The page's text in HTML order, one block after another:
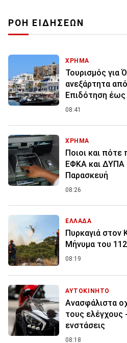
ΡΟΗ ΕΙΔΗΣΕΩΝ
ΧΡΗΜΑ
Τουρισμός για
ανεξάρτητα
Επιδότηση
08:41
ΧΡΗΜΑ
Ποιοι και
ΕΦΚΑ και ΔΥΠΑ
Παρασκευή
08:26
ΕΛΛΑΔΑ
Πυρκαγιά στον
Μήνυμα του
08:19
ΑΥΤΟΚΙΝΗΤΟ
Ανασφάλιστα
τους ελέγχους
ενστάσεις
08:18